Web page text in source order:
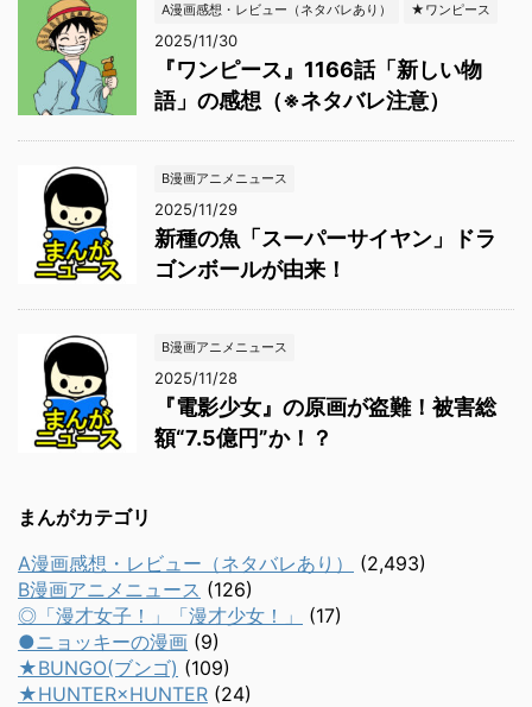
A漫画感想・レビュー（ネタバレあり） ★ワンピース
2025/11/30
『ワンピース』1166話「新しい物
語」の感想（※ネタバレ注意）
B漫画アニメニュース
2025/11/29
新種の魚「スーパーサイヤン」ドラ
ゴンボールが由来！
B漫画アニメニュース
2025/11/28
『電影少女』の原画が盗難！被害総
額“7.5億円”か！？
まんがカテゴリ
A漫画感想・レビュー（ネタバレあり）
(2,493)
B漫画アニメニュース (126)
◎「漫才女子！」「漫才少女！」
(17)
●ニョッキーの漫画 (9)
★BUNGO(ブンゴ) (109)
★HUNTER×HUNTER (24)